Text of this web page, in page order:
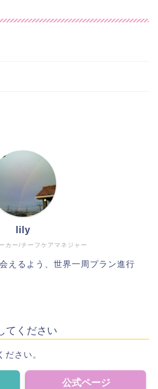
カー/チーフケアマネジャー
lily
えるよう、世界一周プラン進行
てください
ださい。
公式ページ